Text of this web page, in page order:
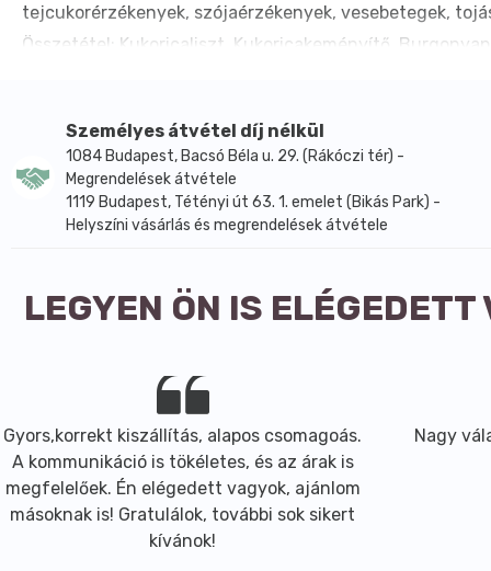
tejcukorérzékenyek, szójaérzékenyek, vesebetegek,
Összetétel: Kukoricaliszt, Kukoricakeményítő,
Személyes átvétel díj nélkül
1084 Budapest, Bacsó Béla u. 29. (Rákóczi tér) -
Megrendelések átvétele
1119 Budapest, Tétényi út 63. 1. emelet (Bikás Park) -
Helyszíni vásárlás és megrendelések átvétele
LEGYEN ÖN IS
Gyors,korrekt kiszállítás, alapos csomagoás.
A kommunikáció is tökéletes, és az árak is
megfelelőek. Én elégedett vagyok, ajánlom
másoknak is! Gratulálok, további sok sikert
kívánok!
Nagy